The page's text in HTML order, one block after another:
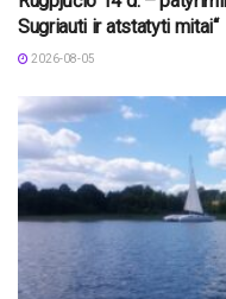
Sugriauti ir atstatyti mitai“
2026-08-05